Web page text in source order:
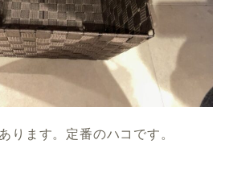
ります。定番のハコです。